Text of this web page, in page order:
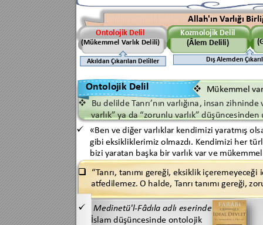
Allah'ın Varlığı
 Mükemmel
Kozmolojik Delil
(Âlem Delili)
Ontolojik Delil
(Mükemmel Varlık Delili)
Ontolojik Delil
 Medinetü'l-Fâdıla adlı eserinde
İslam düşüncesinde ontolojik
 «Ben ve diğer varlıklar kendimizi yaratmış
gibi eksikliklerimiz olmazdı. Kendimizi her
bizi yaratan başka bir varlık var ve mük
 “Tanrı, tanımı gereği, eksiklik içeremeyeceği
atfedilemez. O halde, Tanrı tanımı gereği, zor
Dış Alemden
Akıldan Çıkarılan Delil ler
 Bu delilde Tanrı’nın varlığına, insan zihninde
varlık” ya da “zorunlu varlık” düşüncesinden